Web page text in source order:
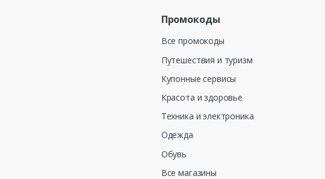
Промокоды
Все промокоды
Путешествия и туризм
Купонные сервисы
Красота и здоровье
Техника и электроника
Одежда
Обувь
Все магазины